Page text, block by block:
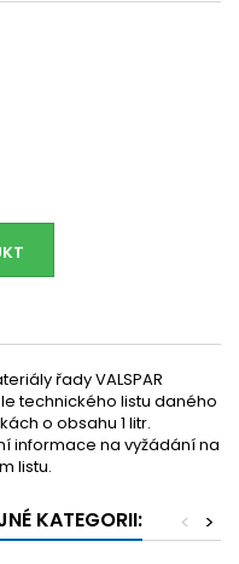
řady VALSPAR
technického listu daného
o obsahu 1 litr.
informace na vyžádání na
listu.
KATEGORII: >
<